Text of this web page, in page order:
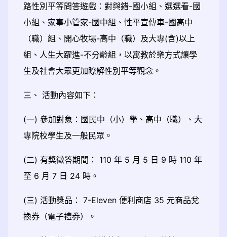
路性別平等問答遊戲：對與錯-國小組、選選看-國
小組、家事小管家-國中組、性平宣傳車-國高中
（職）組、開心牧場-高中（職）及大專(含)以上
組、人生大躍進-不分齡組，以寓教於樂方式讓學
生及社會大眾更加瞭解性別平等觀念。
三、 活動內容如下：
(一) 參加對象：國民中（小）學、高中（職）、大
專院校學生及一般民眾。
(二) 有獎徵答期間： 110 年 5 月 5 日 9 時 110 年
至 6 月 7 日 24 時。
(三) 活動獎品： 7-Eleven 便利商店 35 元商品兌
換券（電子禮券）。